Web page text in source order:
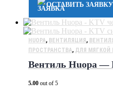
ОСТАВИТЬ ЗАЯВКУ
HUOPA, ВЕНТИЛЯЦИЯ,
ПРОСТРАНСТВА, ДЛЯ МЯГКОЙ
Вентиль Huopa —
5.00 out of 5